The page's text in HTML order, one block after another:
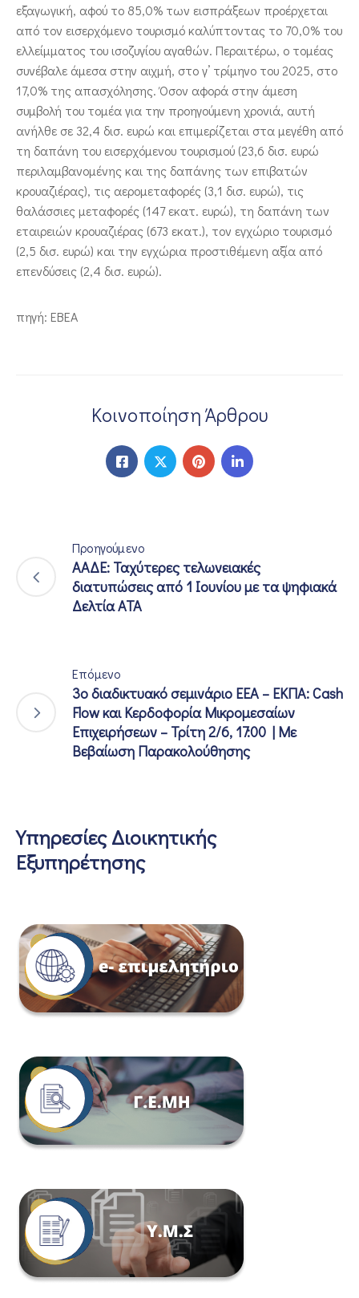
εξαγωγική, αφού το 85,0% των εισπράξεων προέρχεται
από τον εισερχόμενο τουρισμό καλύπτοντας το 70,0% του
ελλείμματος του ισοζυγίου αγαθών. Περαιτέρω, ο τομέας
συνέβαλε άμεσα στην αιχμή, στο γ’ τρίμηνο του 2025, στο
17,0% της απασχόλησης. Όσον αφορά στην άμεση
συμβολή του τομέα για την προηγούμενη χρονιά, αυτή
ανήλθε σε 32,4 δισ. ευρώ και επιμερίζεται στα μεγέθη από
τη δαπάνη του εισερχόμενου τουρισμού (23,6 δισ. ευρώ
περιλαμβανομένης και της δαπάνης των επιβατών
κρουαζιέρας), τις αερομεταφορές (3,1 δισ. ευρώ), τις
θαλάσσιες μεταφορές (147 εκατ. ευρώ), τη δαπάνη των
εταιρειών κρουαζιέρας (673 εκατ.), τον εγχώριο τουρισμό
(2,5 δισ. ευρώ) και την εγχώρια προστιθέμενη αξία από
επενδύσεις (2,4 δισ. ευρώ).
πηγή: EBEA
Κοινοποίηση Άρθρου
Προηγούμενο
ΑΑΔΕ: Ταχύτερες τελωνειακές
διατυπώσεις από 1 Ιουνίου με τα ψηφιακά
Δελτία ATA
Επόμενο
3ο διαδικτυακό σεμινάριο ΕΕΑ – ΕΚΠΑ: Cash
Flow και Κερδοφορία Μικρομεσαίων
Επιχειρήσεων – Τρίτη 2/6, 17:00 | Mε
Βεβαίωση Παρακολούθησης
Υπηρεσίες Διοικητικής
Εξυπηρέτησης